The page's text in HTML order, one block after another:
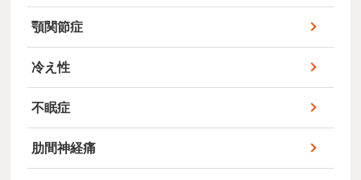
顎関節症
冷え性
不眠症
肋間神経痛